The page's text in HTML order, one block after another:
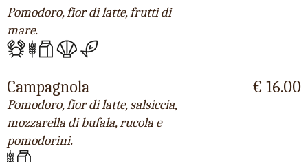
Pomodoro, fior di latte, frutti di
mare.
Campagnola
Pomodoro, fior di latte, salsiccia,
mozzarella di bufala, rucola e
pomodorini.
€ 16.00